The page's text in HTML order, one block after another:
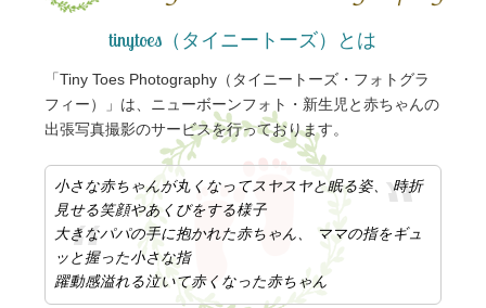
tinytoes（タイニートーズ）とは
「Tiny Toes Photography（タイニートーズ・フォトグラ
フィー）」は、ニューボーンフォト・新生児と赤ちゃんの
出張写真撮影のサービスを行っております。
小さな赤ちゃんが丸くなってスヤスヤと眠る姿、 時折
見せる笑顔やあくびをする様子
大きなパパの手に抱かれた赤ちゃん、 ママの指をギュ
ッと握った小さな指
躍動感溢れる泣いて赤くなった赤ちゃん